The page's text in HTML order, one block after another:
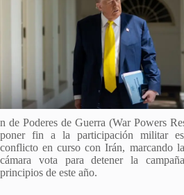
n de Poderes de Guerra (War Powers
poner fin a la participación militar
conflicto en curso con Irán, marcando
cámara vota para detener la
principios de este año.